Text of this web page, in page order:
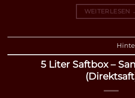
WEITERLESEN
5 Liter Saftbox –